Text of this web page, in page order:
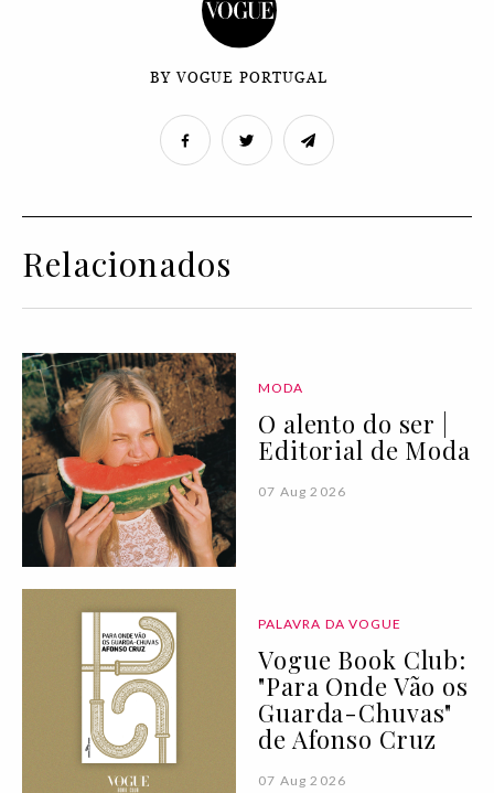
BY VOGUE PORTUGAL
Relacionados
MODA
O alento do ser |
Editorial de Moda
07 Aug 2026
PALAVRA DA VOGUE
Vogue Book Club:
"Para Onde Vão os
Guarda-Chuvas"
de Afonso Cruz
07 Aug 2026